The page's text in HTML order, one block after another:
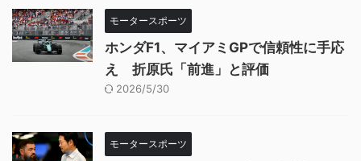
モータースポーツ
ホンダF1、マイアミGPで信頼性に手応
え 折原氏「前進」と評価
2026/5/30
モータースポーツ